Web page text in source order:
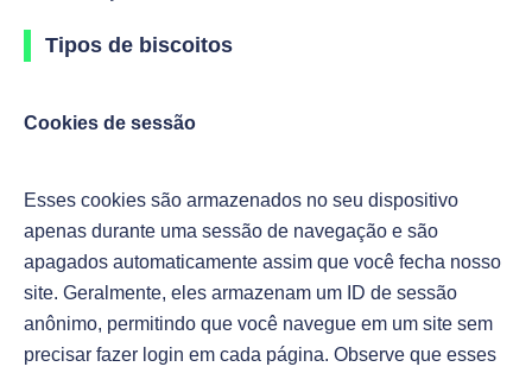
Tipos de biscoitos
Cookies de sessão
Esses cookies são armazenados no seu dispositivo
apenas durante uma sessão de navegação e são
apagados automaticamente assim que você fecha nosso
site. Geralmente, eles armazenam um ID de sessão
anônimo, permitindo que você navegue em um site sem
precisar fazer login em cada página. Observe que esses